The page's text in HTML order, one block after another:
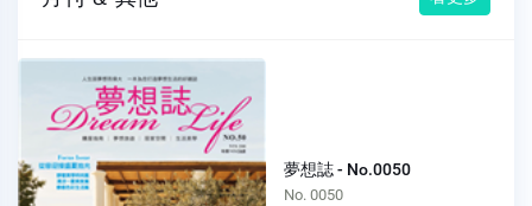
夢想誌 - No.0050
No. 0050